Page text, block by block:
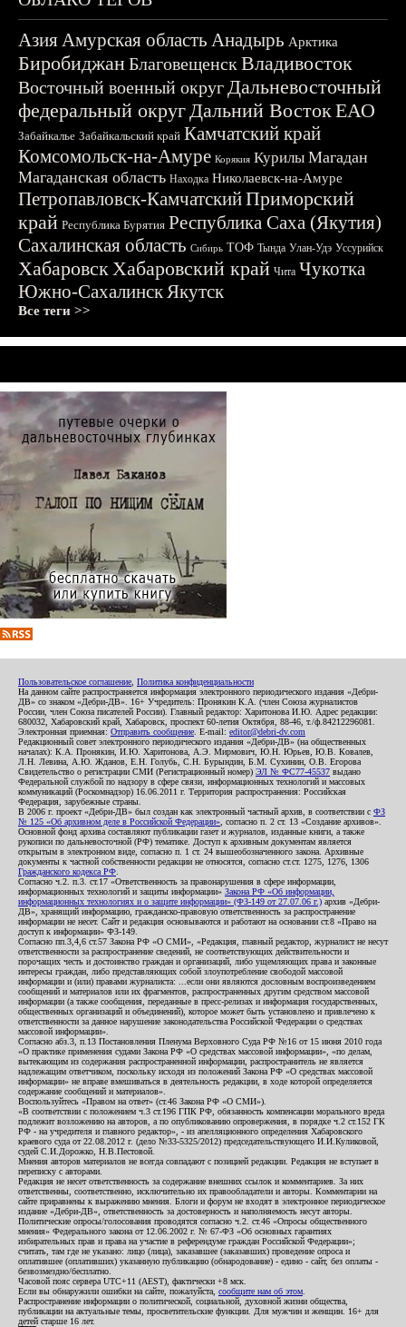
АзияАмурская область Анадырь Арктика
БиробиджанБлаговещенскВладивосток
Восточный военный округДальневосточный
федеральный округДальний ВостокЕАО
Забайкалье Забайкальский край Камчатский край
Комсомольск-на-Амуре Корякия Курилы Магадан
Магаданская область Находка Николаевск-на-Амуре
Петропавловск-КамчатскийПриморский
край Республика Бурятия Республика Саха (Якутия)
Сахалинская область Сибирь ТОФ Тында Улан-Удэ Уссурийск
ХабаровскХабаровский край Чита Чукотка
Южно-СахалинскЯкутск
Все теги >>
Пользовательское соглашение Политика конфиденциальности
На данном сайте распространяется информация электронного периодического издания «Дебри-
ДВ» со знаком «Дебри-ДВ». 16+ Учредитель: Пронякин К.А. (член Союза журналистов
России, член Союза писателей России). Главный редактор: Харитонова И.Ю. Адрес редакции:
680032, Хабаровский край, Хабаровск, проспект 60-летия Октября, 88-46, т./ф.84212296081.
Электронная приемная: Отправить сообщение . E-mail: editor@debri-dv.com
Редакционный совет электронного периодического издания «Дебри-ДВ» (на общественных
началах): К.А. Пронякин, И.Ю. Харитонова, А.Э. Мирмович, Ю.Н. Юрьев, Ю.В. Ковалев,
Л.Н. Левина, А.Ю. Жданов, Е.Н. Голубь, С.Н. Бурындин, Б.М. Сухинин, О.В. Егорова
Свидетельство о регистрации СМИ (Регистрационный номер) ЭЛ № ФС77-45537 выдано
Федеральной службой по надзору в сфере связи, информационных технологий и массовых
коммуникаций (Роскомнадзор) 16.06.2011 г. Территория распространения: Российская
Федерация, зарубежные страны.
В 2006 г. проект «Дебри-ДВ» был создан как электронный частный архив, в соответствии с ФЗ
№ 125 «Об архивном деле в Российской Федерации» , согласно п. 2 ст. 13 «Создание архивов».
Основной фонд архива составляют публикации газет и журналов, изданные книги, а также
рукописи по дальневосточной (РФ) тематике. Доступ к архивным документам является
открытым в электронном виде, согласно п. 1 ст. 24 вышеобозначенного закона. Архивные
документы к частной собственности редакции не относятся, согласно ст.ст. 1275, 1276, 1306
Гражданского кодекса РФ
Согласно ч.2. п.3. ст.17 «Ответственность за правонарушения в сфере информации,
информационных технологий и защиты информации» Закона РФ «Об информации,
информационных технологиях и о защите информации» (ФЗ-149 от 27.07.06 г.) архив «Дебри-
ДВ», хранящий информацию, гражданско-правовую ответственность за распространение
информации не несет. Сайт и редакция основываются и работают на основании ст.8 «Право на
доступ к информации» ФЗ-149.
Согласно пп.3,4,6 ст.57 Закона РФ «О СМИ», «Редакция, главный редактор, журналист не несут
ответственности за распространение сведений, не соответствующих действительности и
порочащих честь и достоинство граждан и организаций, либо ущемляющих права и законные
интересы граждан, либо представляющих собой злоупотребление свободой массовой
информации и (или) правами журналиста: ...если они являются дословным воспроизведением
сообщений и материалов или их фрагментов, распространенных другим средством массовой
информации (а также сообщения, переданные в пресс-релизах и информация государственных,
общественных организаций и объединений), которое может быть установлено и привлечено к
ответственности за данное нарушение законодательства Российской Федерации о средствах
массовой информации».
Согласно абз.3, п.13 Постановления Пленума Верховного Суда РФ №16 от 15 июня 2010 года
«О практике применения судами Закона РФ «О средствах массовой информации», «по делам,
вытекающим из содержания распространенной информации, распространитель не является
надлежащим ответчиком, поскольку исходя из положений Закона РФ «О средствах массовой
информации» не вправе вмешиваться в деятельность редакции, в ходе которой определяется
содержание сообщений и материалов».
Воспользуйтесь «Правом на ответ» (ст.46 Закона РФ «О СМИ»).
«В соответствии с положением ч.3 ст.196 ГПК РФ, обязанность компенсации морального вреда
подлежит возложению на авторов, а по опубликованию опровержения, в порядке ч.2 ст.152 ГК
РФ - на учредителя и главного редактор», - из апелляционного определения Хабаровского
краевого суда от 22.08.2012 г. (дело №33-5325/2012) председательствующего И.И.Куликовой,
судей С.И.Дорожко, Н.В.Пестовой.
Мнения авторов материалов не всегда совпадают с позицией редакции. Редакция не вступает в
переписку с авторами.
Редакция не несет ответственность за содержание внешних ссылок и комментариев. За них
ответственны, соответственно, исключительно их правообладатели и авторы. Комментарии на
сайте приравнены к выражению мнения. Блоги и форум не входят в электронное периодическое
издание «Дебри-ДВ», ответственность за достоверность и наполняемость несут авторы.
Политические опросы/голосования проводятся согласно ч.2. ст.46 «Опросы общественного
мнения» Федерального закона от 12.06.2002 г. № 67-ФЗ «Об основных гарантиях
избирательных прав и права на участие в референдуме граждан Российской Федерации»;
считать, там где не указано: лицо (лица), заказавшее (заказавших) проведение опроса и
оплатившее (оплативших) указанную публикацию (обнародование) - едино - сайт, без оплаты -
безвозмездно/бесплатно.
Часовой пояс сервера UTC+11 (AEST), фактически +8 мск.
Если вы обнаружили ошибки на сайте, пожалуйста, сообщите нам об этом
Распространение информации о политической, социальной, духовной жизни общества,
публикации на актуальные темы, просветительские функции. Для мужчин и женщин. 16+ для
детей старше 16 лет.